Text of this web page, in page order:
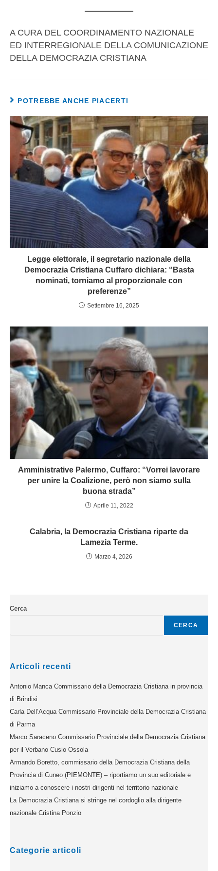
A CURA DEL COORDINAMENTO NAZIONALE
ED INTERREGIONALE DELLA COMUNICAZIONE
DELLA DEMOCRAZIA CRISTIANA
POTREBBE ANCHE PIACERTI
Legge elettorale, il segretario nazionale della
Democrazia Cristiana Cuffaro dichiara: “Basta
nominati, torniamo al proporzionale con
preferenze”
Settembre 16, 2025
Amministrative Palermo, Cuffaro: “Vorrei lavorare
per unire la Coalizione, però non siamo sulla
buona strada”
Aprile 11, 2022
Calabria, la Democrazia Cristiana riparte da
Lamezia Terme.
Marzo 4, 2026
Cerca
CERCA
Articoli recenti
Antonio Manca Commissario della Democrazia Cristiana in provincia
di Brindisi
Carla Dell’Acqua Commissario Provinciale della Democrazia Cristiana
di Parma
Marco Saraceno Commissario Provinciale della Democrazia Cristiana
per il Verbano Cusio Ossola
Armando Boretto, commissario della Democrazia Cristiana della
Provincia di Cuneo (PIEMONTE) – riportiamo un suo editoriale e
iniziamo a conoscere i nostri dirigenti nel territorio nazionale
La Democrazia Cristiana si stringe nel cordoglio alla dirigente
nazionale Cristina Ponzio
Categorie articoli